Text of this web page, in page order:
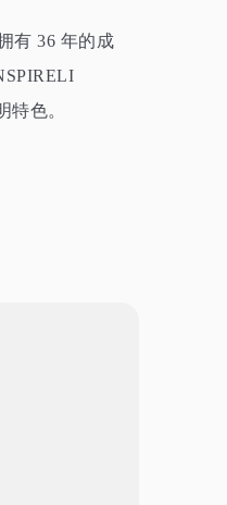
有 36 年的成
色。